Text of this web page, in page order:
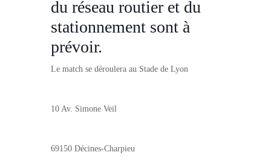
du réseau routier et du
stationnement sont à
prévoir.
Le match se déroulera au Stade de Lyon
10 Av. Simone Veil
69150 Décines-Charpieu